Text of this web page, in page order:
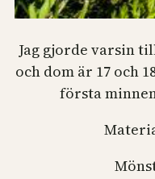
Jag gjorde varsin
och dom är 17 och
första